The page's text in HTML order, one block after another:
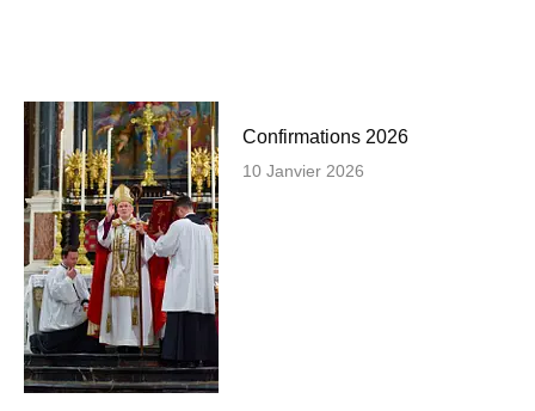
Confirmations 2026
10 Janvier 2026